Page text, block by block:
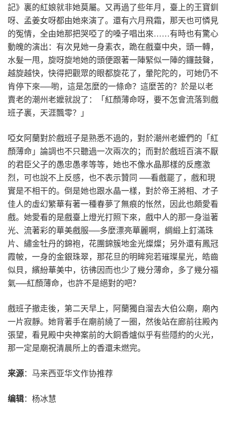
記》裏的紅娘就非她莫屬。又再過了些年月，臺上的王寶釧
呀、孟姜女呀都由她來演了。還有六月飛霜，那天也可憐見
的冤情，全由她那把哭啞了的嗓子唱出來……有時也有驚心
動魄的演出：有次見她一身素衣，跪在戲臺中央，頭一轉，
水髮一甩，旋呀旋地她的頭便跟著一陣緊似一陣的鑼鼓聲，
越旋越快，快得把觀眾的眼都旋花了，暈陀陀的，可她仍不
肯停下來──喲，這是怎麼的一條命？這麼苦的？於是以老
賣老的潮州老嬤就說了：「紅顏薄命呀，要不怎會流落到戲
班子裏，天涯飄零？」
啞女阿蘭對於戲班子是熟悉不過的，對於潮州老嬤們的「紅
顏薄命」論調也不只聽過一次兩次的；而對於戲班百演不厭
的君臣父子的愚忠愚孝等等，她也不像水晶那樣的反應激
烈，可也說不上反感，也不表示贊同 ──看戲罷了，戲和現
實是不相干的。倒是她也跟水晶一樣，對於帝王將相、才子
佳人的虛幻繁華有著一種春夢了無痕的怅然，因此也頗愛看
戲。她愛看的是戲臺上燈光打照下來，戲中人的那一身溢著
光、流著彩的華美戲服──多麼漂亮華麗啊，綢緞上釘滿珠
片、繡金牡丹的錦袍，花團錦簇地金光燦燦；另外還有鳳冠
霞帔，一身的金銀珠翠，那花旦的明眸宛若璀璨星光，皓齒
似貝，繽紛華美中，彷彿因而也少了幾分薄命，多了幾分福
氣──紅顏薄命，也許不是絕對的吧？
戲班子撤走後，第二天早上，阿蘭獨自溜去大伯公廟，廟內
一片寂靜。她背著手在廟前繞了一圈，然後站在廊前往殿內
張望，看見殿中央神案前的大銅香爐似乎有些隱約的火光，
那一定是廟祝清晨所上的香還未燃完。
来源：马来西亚华文作协推荐
编辑：杨冰慧